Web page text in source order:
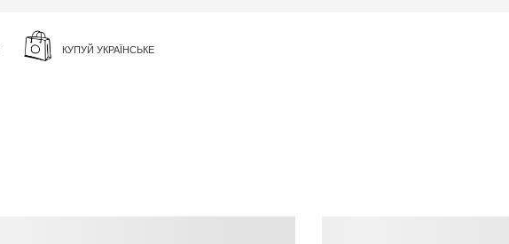
КУПУЙ УКРАЇНСЬКЕ